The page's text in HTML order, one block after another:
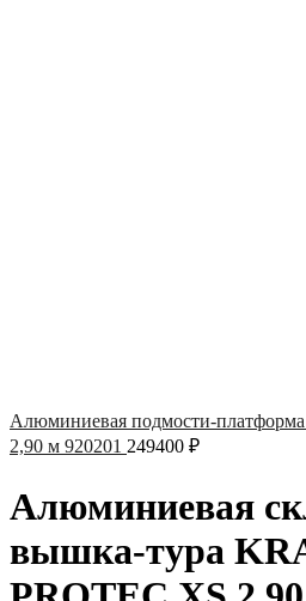
Алюминиевая подмости-
2,90 м 920201 249400 ₽
Алюминиевая
вышка-тура